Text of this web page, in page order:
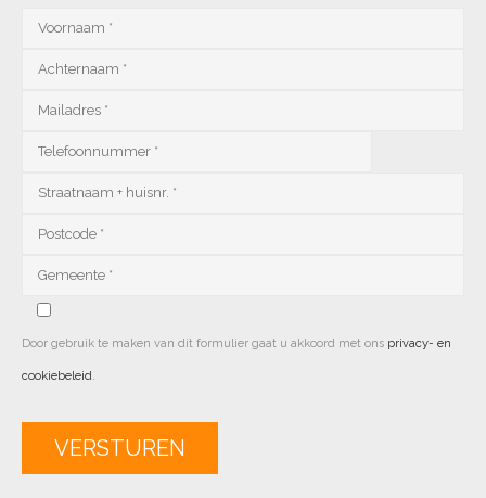
Door gebruik te maken van dit formulier gaat u akkoord met ons privacy- en
cookiebeleid.